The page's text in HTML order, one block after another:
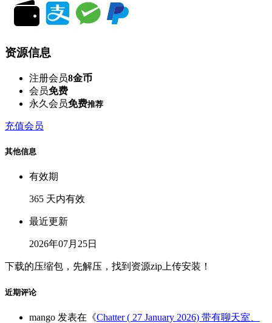
资源信息
注册会员8金币
会员免费
永久会员免费推荐
充值会员
其他信息
有效期
365 天内有效
最近更新
2026年07月25日
下载的压缩包，先解压，找到资源zip上传安装！
近期评论
mango 发表在《Chatter ( 27 January 2026) 带有聊天室、